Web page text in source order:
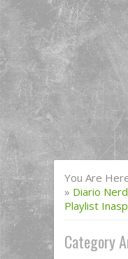
You Are
» Diario Nerd
Playlist
Category